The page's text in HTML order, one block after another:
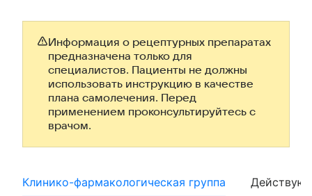
Информация о рецептурных препаратах
предназначена только для
специалистов. Пациенты не должны
использовать инструкцию в качестве
плана самолечения. Перед
применением проконсультируйтесь с
врачом.
Клинико-фармакологическая группа